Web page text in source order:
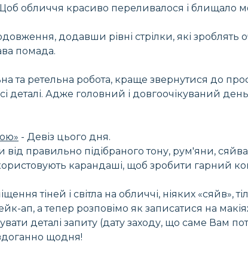
обличчя красиво переливалося і блищало
додавши рівні стрілки, які
помада.
та ретельна робота, краще звернутися до
деталі. Адже головний і довгоочікуваний
- Девіз цього дня.
правильно підібраного тону, рум'яни,
карандаші, щоб зробити гарний
тіней і світла на обличчі, ніяких «сяйв»,
ап, а тепер розповімо як записатися на
деталі запиту (дату заходу, що саме Вам
щодня!